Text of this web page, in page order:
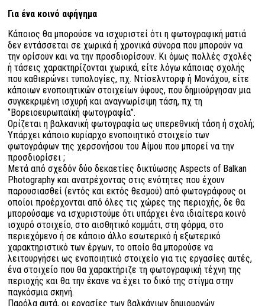
Για ένα κοινό αφήγημα
Κάποιος θα μπορούσε να ισχυριστεί ότι η φωτογραφική ματιά
δεν εντάσσεται σε χωρικά ή χρονικά σύνορα που μπορούν να
την ορίσουν και να την προσδιορίσουν. Κι όμως πολλές σχολές
ή τάσεις χαρακτηρίζονται χωρικά, είτε λόγω κάποιας σχολής
που καθιερώνει τυπολογίες, πχ. Ντίσελντορφ ή Μονάχου, είτε
κάποιων ενοποιητικών στοιχείων ύφους, που δημιούργησαν μια
συγκεκριμένη ισχυρή και αναγνωρίσιμη τάση, πχ τη
‘’Βορειοευρωπαϊκή φωτογραφία’’.
Ορίζεται η βαλκανική φωτογραφία ως υπερεθνική τάση ή σχολή;
Υπάρχει κάποιο κυρίαρχο ενοποιητικό στοιχείο των
φωτογράφων της χερσονήσου του Αίμου που μπορεί να την
προσδιορίσει ;
Μετά από σχεδόν δύο δεκαετίες δικτύωσης Aspects of Balkan
Photography και ανατρέχοντας στις ενότητες που έχουν
παρουσιασθεί (εντός και εκτός θεσμού) από φωτογράφους οι
οποίοι προέρχονται από όλες τις χώρες της περιοχής, δε θα
μπορούσαμε να ισχυριστούμε ότι υπάρχει ένα ιδιαίτερα κοινό
ισχυρό στοιχείο, στο αισθητικό κομμάτι, στη φόρμα, στο
περιεχόμενο ή σε κάποιο άλλο εσωτερικό ή εξωτερικό
χαρακτηριστικό των έργων, το οποίο θα μπορούσε να
λειτουργήσει ως ενοποιητικό στοιχείο για τις εργασίες αυτές,
ένα στοιχείο που θα χαρακτήριζε τη φωτογραφική τέχνη της
περιοχής και θα την έκανε να έχει το δικό της στίγμα στην
παγκόσμια σκηνή.
Παρόλα αυτά, οι εργασίες των βαλκάνιων δημιουργών